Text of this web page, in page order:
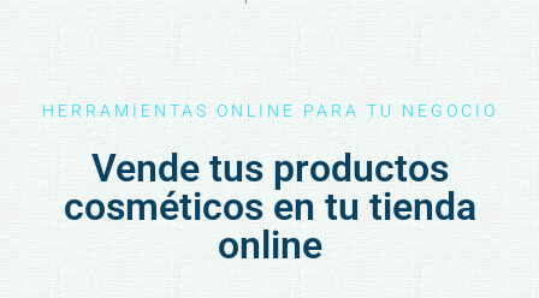
HERRAMIENTAS ONLINE PARA TU NEGOCIO
Vende tus productos
cosméticos en tu tienda
online